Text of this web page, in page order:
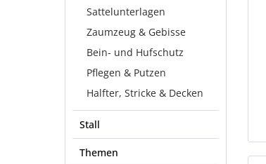
Sattelunterlagen
Zaumzeug & Gebisse
Bein- und Hufschutz
Pflegen & Putzen
Halfter, Stricke & Decken
Stall
Themen